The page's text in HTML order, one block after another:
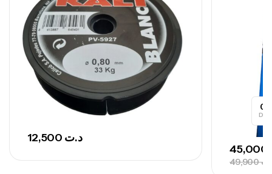
د.ت748,000
د.ت
00
49,900